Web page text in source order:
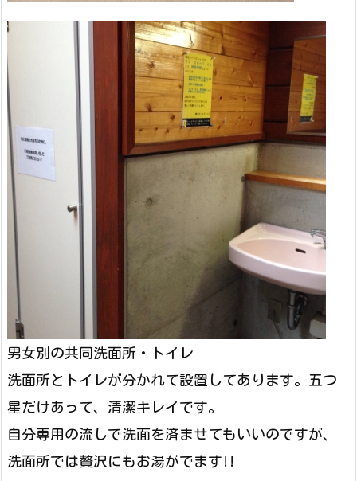
男女別の共同洗面所・トイレ
洗面所とトイレが分かれて設置してあります。五つ
星だけあって、清潔キレイです。
自分専用の流しで洗面を済ませてもいいのですが、
洗面所では贅沢にもお湯がでます!!